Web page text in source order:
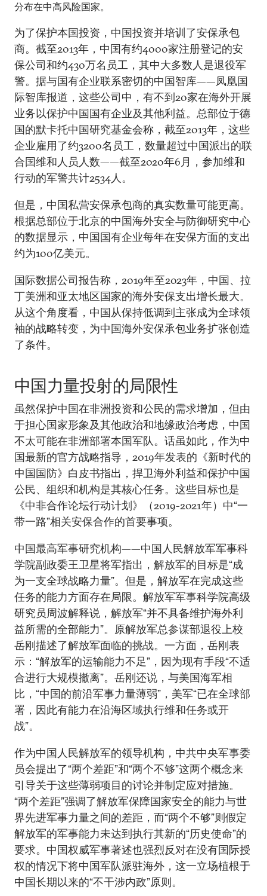
分布在中高风险国家。
为了保护本国投资，中国投资并培训了安保承包
商。截至2013年，中国有约4000家注册登记的安
保公司和约430万名员工，其中大多数人是退役军
警。据与国有企业联系密切的中国智库——凤凰国
际智库报道，这些公司中，有不到20家在海外开展
业务以保护中国国有企业及其他利益。总部位于德
国的默卡托中国研究基金会称，截至2013年，这些
企业雇用了约3200名员工，数量超过中国派出的联
合国维和人员人数——截至2020年6月，参加维和
行动的军警共计2534人。
但是，中国私营安保承包商的真实数量可能更高。
根据总部位于北京的中国海外安全与防御研究中心
的数据显示，中国国有企业每年在安保方面的支出
约为100亿美元。
国际数据公司报告称，2019年至2023年，中国、拉
丁美洲和亚太地区国家的海外安保支出增长最大。
从这个角度看，中国从保持低调到主张成为全球领
袖的战略转变，为中国海外安保承包业务扩张创造
了条件。
中国力量投射的局限性
虽然保护中国在非洲投资和公民的需求增加，但由
于担心国家形象及其他政治和地缘政治考虑，中国
不太可能在非洲部署本国军队。话虽如此，作为中
国最新的官方战略指导，2019年发表的《新时代的
中国国防》白皮书指出，捍卫海外利益和保护中国
公民、组织和机构是其核心任务。这些目标也是
《中非合作论坛行动计划》（2019-2021年）中“一
带一路”相关安保合作的首要事项。
中国最高军事研究机构——中国人民解放军军事科
学院副政委王卫星将军指出，解放军的目标是“成
为一支全球战略力量”。但是，解放军在完成这些
任务的能力方面存在局限。解放军军事科学院高级
研究员周波解释说，解放军“并不具备维护海外利
益所需的全部能力”。原解放军总参谋部退役上校
岳刚描述了解放军面临的挑战。一方面，岳刚表
示：“解放军的运输能力不足”，因为现有手段“不适
合进行大规模撤离”。岳刚还说，与美国海军相
比，“中国的前沿军事力量薄弱”，美军“已在全球部
署，因此有能力在沿海区域执行维和任务或开
战”。
作为中国人民解放军的领导机构，中共中央军事委
员会提出了“两个差距”和“两个不够”这两个概念来
引导关于这些薄弱项目的讨论并制定应对措施。
“两个差距”强调了解放军保障国家安全的能力与世
界先进军事力量之间的差距，而“两个不够”则假定
解放军的军事能力未达到执行其新的“历史使命”的
要求。中国权威军事著述也强烈反对在没有国际授
权的情况下将中国军队派驻海外，这一立场植根于
中国长期以来的“不干涉内政”原则。